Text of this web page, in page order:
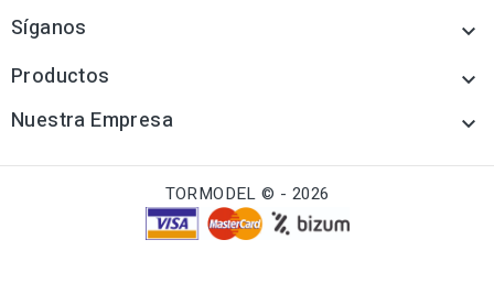
Síganos 
Productos 
Nuestra Empresa 
TORMODEL © - 2026